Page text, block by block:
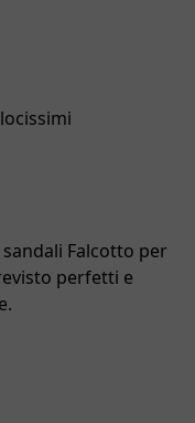
Falcotto per
perfetti e